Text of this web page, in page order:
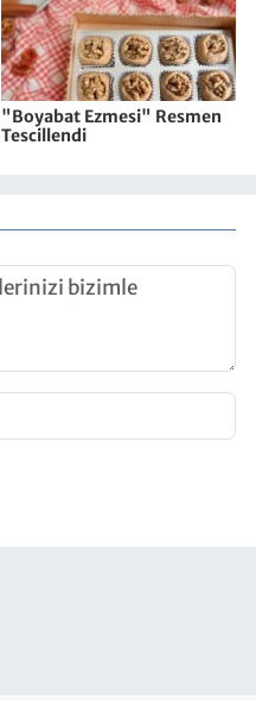
"Boyabat Ezmesi" Resmen
Tescillendi